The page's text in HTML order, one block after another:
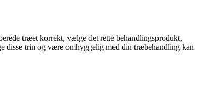
træet korrekt, vælge det rette behandlingsprodukt,
disse trin og være omhyggelig med din træbehandling kan